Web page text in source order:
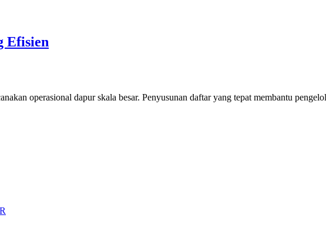
Efisien
operasional dapur skala besar. Penyusunan daftar yang tepat membantu